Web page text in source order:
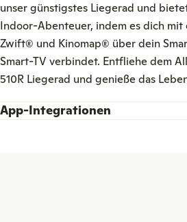
unser günstigstes Liegerad und
Indoor-Abenteuer, indem es dich mit
Zwift® und Kinomap® über dein
Smart-TV verbindet. Entfliehe dem
510R Liegerad und genieße das
App-Integrationen